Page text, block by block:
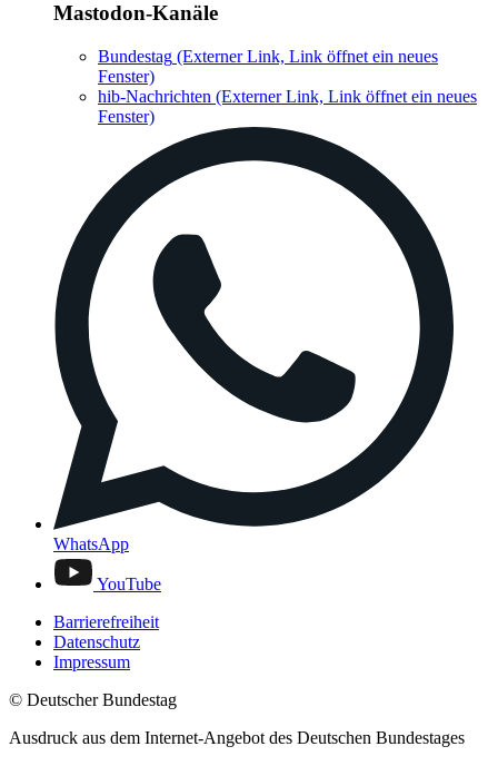
Mastodon-Kanäle
Bundestag (Externer Link, Link öffnet ein neues
Fenster)
hib-Nachrichten (Externer Link, Link öffnet ein neues
Fenster)
WhatsApp
YouTube
Barrierefreiheit
Datenschutz
Impressum
© Deutscher Bundestag
Ausdruck aus dem Internet-Angebot des Deutschen Bundestages